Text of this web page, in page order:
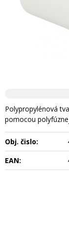
Polypropylénová
pomocou
Obj. čislo:
EAN: